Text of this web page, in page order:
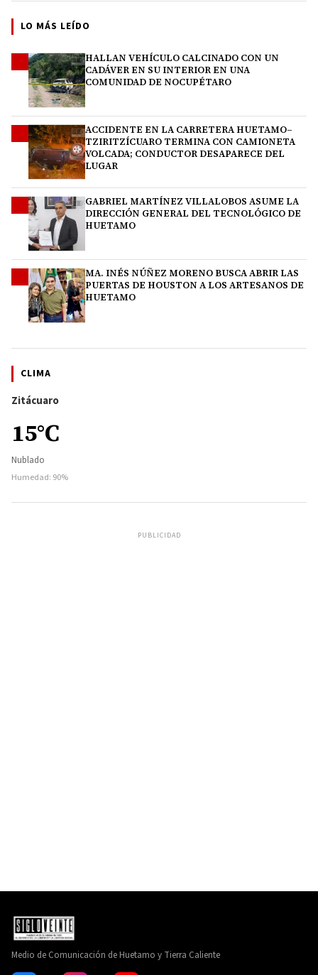
LO MÁS LEÍDO
HALLAN VEHÍCULO CALCINADO CON UN
CADÁVER EN SU INTERIOR EN UNA
COMUNIDAD DE NOCUPÉTARO
ACCIDENTE EN LA CARRETERA HUETAMO–
TZIRITZÍCUARO TERMINA CON CAMIONETA
VOLCADA; CONDUCTOR DESAPARECE DEL
LUGAR
GABRIEL MARTÍNEZ VILLALOBOS ASUME LA
DIRECCIÓN GENERAL DEL TECNOLÓGICO DE
HUETAMO
MA. INÉS NÚÑEZ MORENO BUSCA ABRIR LAS
PUERTAS DE HOUSTON A LOS ARTESANOS DE
HUETAMO
CLIMA
Zitácuaro
15°C
Nublado
Humedad: 90%
PUBLICIDAD
Medio de Comunicación de Huetamo y Tierra Caliente